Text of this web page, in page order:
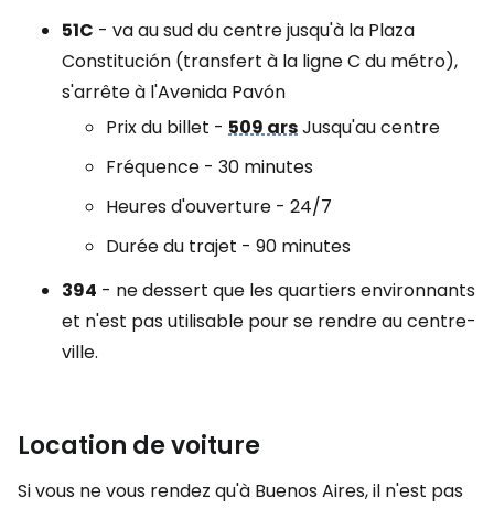
51C - va au sud du centre jusqu'à la Plaza
Constitución (transfert à la ligne C du métro),
s'arrête à l'Avenida Pavón
Prix du billet - 509 arsJusqu'au centre
Fréquence - 30 minutes
Heures d'ouverture - 24/7
Durée du trajet - 90 minutes
394 - ne dessert que les quartiers environnants
et n'est pas utilisable pour se rendre au centre-
ville.
Location de voiture
Si vous ne vous rendez qu'à Buenos Aires, il n'est pas